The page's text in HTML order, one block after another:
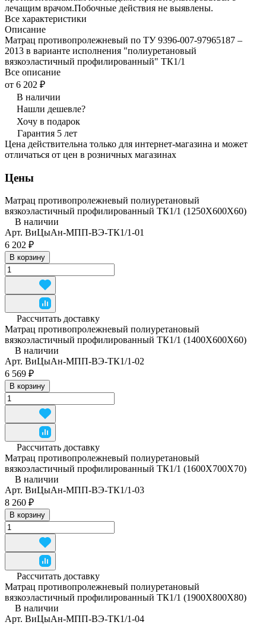
лечащим врачом.Побочные действия не выявлены.
Все характеристики
Описание
Матрац противопролежневый по ТУ 9396-007-97965187 –
2013 в варианте исполнения "полиуретановый
вязкоэластичный профилированный" ТК1/1
Все описание
от 6 202 ₽
В наличии
Нашли дешевле?
Хочу в подарок
Гарантия 5 лет
Цена действительна только для интернет-магазина и может
отличаться от цен в розничных магазинах
Цены
Матрац противопролежневый полиуретановый
вязкоэластичный профилированный ТК1/1 (1250Х600Х60)
В наличии
Арт. ВиЦыАн-МПП-ВЭ-ТК1/1-01
6 202 ₽
В корзину
Рассчитать доставку
Матрац противопролежневый полиуретановый
вязкоэластичный профилированный ТК1/1 (1400Х600Х60)
В наличии
Арт. ВиЦыАн-МПП-ВЭ-ТК1/1-02
6 569 ₽
В корзину
Рассчитать доставку
Матрац противопролежневый полиуретановый
вязкоэластичный профилированный ТК1/1 (1600Х700Х70)
В наличии
Арт. ВиЦыАн-МПП-ВЭ-ТК1/1-03
8 260 ₽
В корзину
Рассчитать доставку
Матрац противопролежневый полиуретановый
вязкоэластичный профилированный ТК1/1 (1900Х800Х80)
В наличии
Арт. ВиЦыАн-МПП-ВЭ-ТК1/1-04